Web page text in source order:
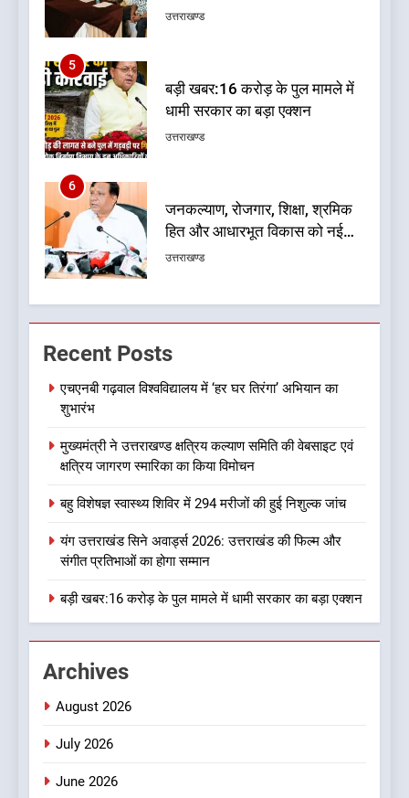
प्रतिभाओं का होगा सम्मान
उत्तराखण्ड
5
बड़ी खबर:16 करोड़ के पुल मामले में
धामी सरकार का बड़ा एक्शन
उत्तराखण्ड
6
जनकल्याण, रोजगार, शिक्षा, श्रमिक
हित और आधारभूत विकास को नई
गति : धामी कैबिनेट के ऐतिहासिक
उत्तराखण्ड
7
रहे हैं उत्तराखंड भाजपा के नए प्रदेश
सुगबुगाहट तेज
उत्तराखण्ड
दुखद खबर:उत्तराखंड में मौत की खाई
में समाया पूरा परिवार, पांच की दर्दनाक
मौत
उत्तराखण्ड
1
एचएनबी गढ़वाल विश्वविद्यालय में ‘हर
घर तिरंगा’ अभियान का शुभारंभ
उत्तराखण्ड
2
3
Recent Posts
एचएनबी गढ़वाल विश्वविद्यालय में ‘हर घर तिरंगा’ अभियान का
शुभारंभ
मुख्यमंत्री ने उत्तराखण्ड क्षत्रिय कल्याण समिति की वेबसाइट एवं
क्षत्रिय जागरण स्मारिका का किया विमोचन
बहु विशेषज्ञ स्वास्थ्य शिविर में 294 मरीजों की हुई निशुल्क जांच
यंग उत्तराखंड सिने अवार्ड्स 2026: उत्तराखंड की फिल्म और
संगीत प्रतिभाओं का होगा सम्मान
बड़ी खबर:16 करोड़ के पुल मामले में धामी सरकार का बड़ा एक्शन
Archives
August 2026
July 2026
June 2026